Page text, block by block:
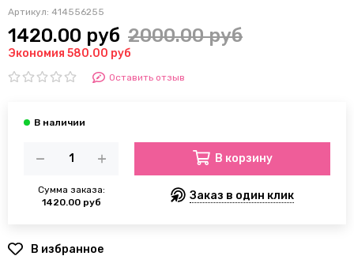
Артикул: 414556255
1420.00 руб 2000.00 руб
Экономия 580.00 руб
Оставить отзыв
Сумма заказа:
1420.00 руб
В корзину
Заказ в один клик